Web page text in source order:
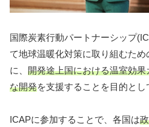
国際炭素行動パートナーシップ
て地球温暖化対策に取り組むた
に、 開発途上国における温室効
な開発を支援することを目的とし
ICAPに参加することで、各国は